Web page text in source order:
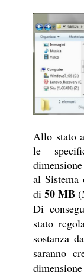
Allo stato
le
al
di 50 MB
Di
stato
sostanza
saranno